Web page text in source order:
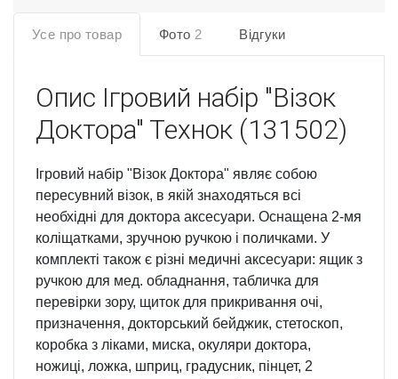
Усе про товар Фото 2 Відгуки
Опис Ігровий набір "Візок
Доктора" Технок (131502)
Ігровий набір "Візок Доктора" являє собою
пересувний візок, в якій знаходяться всі
необхідні для доктора аксесуари. Оснащена 2-мя
коліщатками, зручною ручкою і поличками. У
комплекті також є різні медичні аксесуари: ящик з
ручкою для мед. обладнання, табличка для
перевірки зору, щиток для прикривання очі,
призначення, докторський бейджик, стетоскоп,
коробка з ліками, миска, окуляри доктора,
ножиці, ложка, шприц, градусник, пінцет, 2